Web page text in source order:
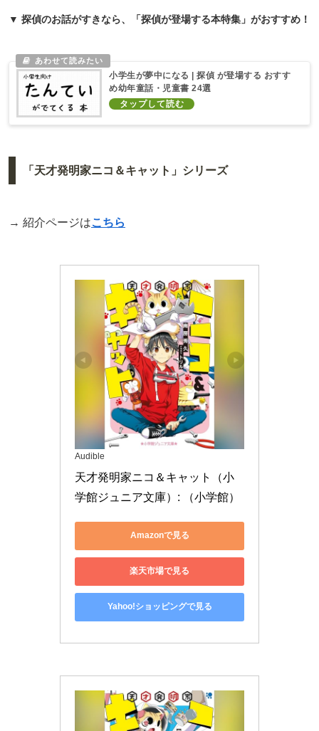
▼ 探偵のお話がすきなら、「探偵が登場する本特集」がおすすめ！
小学生が夢中になる | 探偵 が登場する おすす
め幼年童話・児童書 24選
「天才発明家ニコ＆キャット」シリーズ
→ 紹介ページはこちら
Audible
天才発明家ニコ＆キャット（小
学館ジュニア文庫）: （小学館）
Amazonで見る
楽天市場で見る
Yahoo!ショッピングで見る